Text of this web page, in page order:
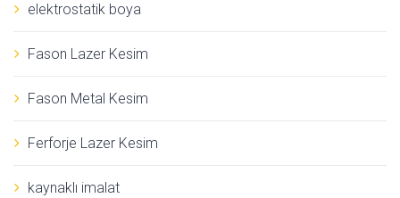
elektrostatik boya
Fason Lazer Kesim
Fason Metal Kesim
Ferforje Lazer Kesim
kaynaklı imalat